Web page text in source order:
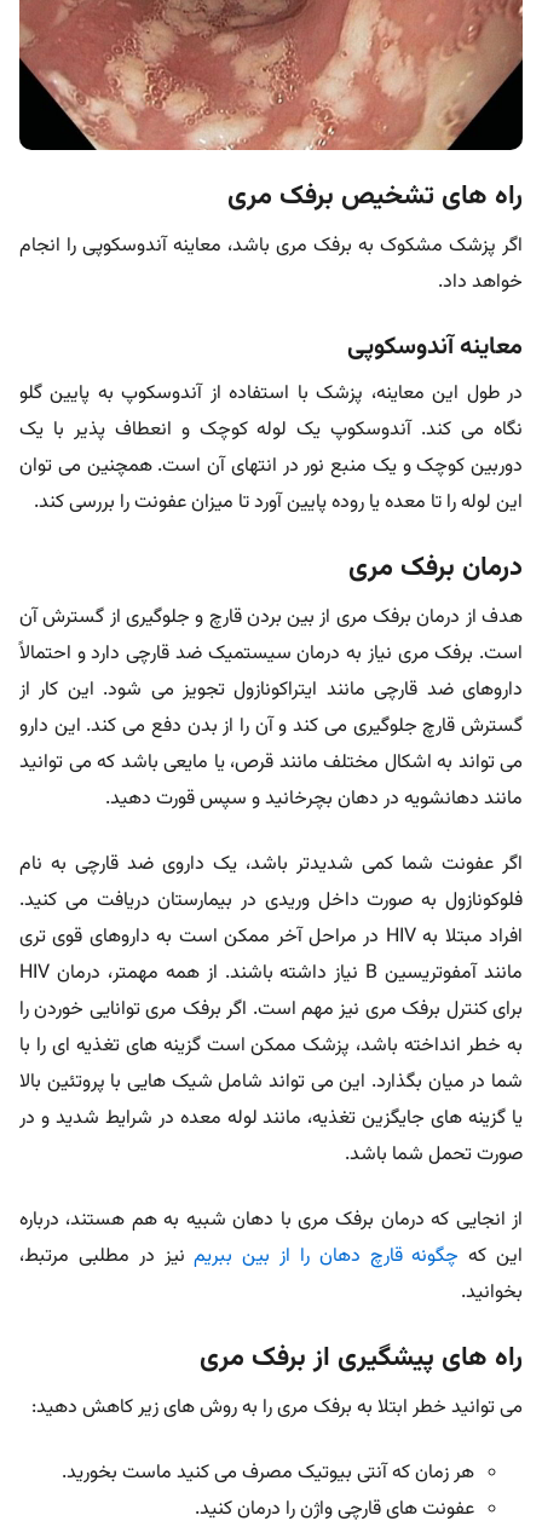
راه های تشخیص برفک مری
اگر پزشک مشکوک به برفک مری باشد، معاینه آندوسکوپی را انجام
خواهد داد.
معاینه آندوسکوپی
در طول این معاینه، پزشک با استفاده از آندوسکوپ به پایین گلو
نگاه می کند. آندوسکوپ یک لوله کوچک و انعطاف پذیر با یک
دوربین کوچک و یک منبع نور در انتهای آن است. همچنین می توان
این لوله را تا معده یا روده پایین آورد تا میزان عفونت را بررسی کند.
درمان برفک مری
هدف از درمان برفک مری از بین بردن قارچ و جلوگیری از گسترش آن
است. برفک مری نیاز به درمان سیستمیک ضد قارچی دارد و احتمالاً
داروهای ضد قارچی مانند ایتراکونازول تجویز می شود. این کار از
گسترش قارچ جلوگیری می کند و آن را از بدن دفع می کند. این دارو
می تواند به اشکال مختلف مانند قرص، یا مایعی باشد که می توانید
مانند دهانشویه در دهان بچرخانید و سپس قورت دهید.
اگر عفونت شما کمی شدیدتر باشد، یک داروی ضد قارچی به نام
فلوکونازول به صورت داخل وریدی در بیمارستان دریافت می کنید.
افراد مبتلا به HIV در مراحل آخر ممکن است به داروهای قوی تری
مانند آمفوتریسین B نیاز داشته باشند. از همه مهمتر، درمان HIV
برای کنترل برفک مری نیز مهم است. اگر برفک مری توانایی خوردن را
به خطر انداخته باشد، پزشک ممکن است گزینه های تغذیه ای را با
شما در میان بگذارد. این می تواند شامل شیک هایی با پروتئین بالا
یا گزینه های جایگزین تغذیه، مانند لوله معده در شرایط شدید و در
صورت تحمل شما باشد.
از انجایی که درمان برفک مری با دهان شبیه به هم هستند، درباره
این که چگونه قارچ دهان را از بین ببریمنیز در مطلبی مرتبط،
بخوانید.
راه های پیشگیری از برفک مری
می توانید خطر ابتلا به برفک مری را به روش های زیر کاهش دهید:
هر زمان که آنتی بیوتیک مصرف می کنید ماست بخورید.
عفونت های قارچی واژن را درمان کنید.